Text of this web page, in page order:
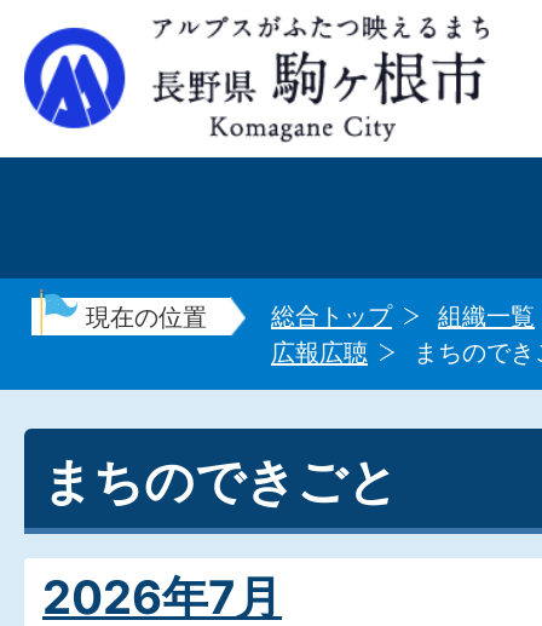
現在の位置 総合トップ
組織一覧
広報広聴
まちのでき
まちのできごと
2026年7月